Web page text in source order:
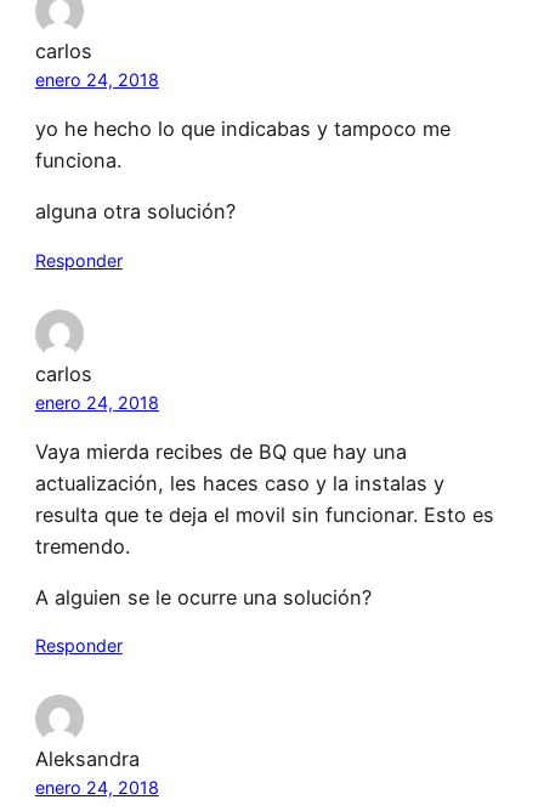
carlos
enero 24, 2018
yo he hecho lo que indicabas y tampoco me
funciona.
alguna otra solución?
Responder
carlos
enero 24, 2018
Vaya mierda recibes de BQ que hay una
actualización, les haces caso y la instalas y
resulta que te deja el movil sin funcionar. Esto es
tremendo.
A alguien se le ocurre una solución?
Responder
Aleksandra
enero 24, 2018